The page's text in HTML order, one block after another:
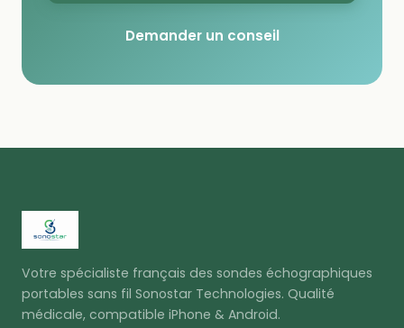
Demander un conseil
Votre spécialiste français des sondes échographiques
portables sans fil Sonostar Technologies. Qualité
médicale, compatible iPhone & Android.